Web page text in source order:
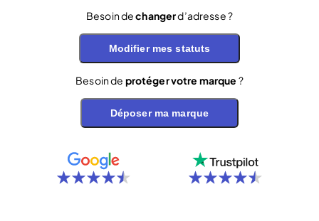
Besoin dechangerd’adresse ?
Modifier mes statuts
Besoin de protéger votre marque ?
Déposer ma marque